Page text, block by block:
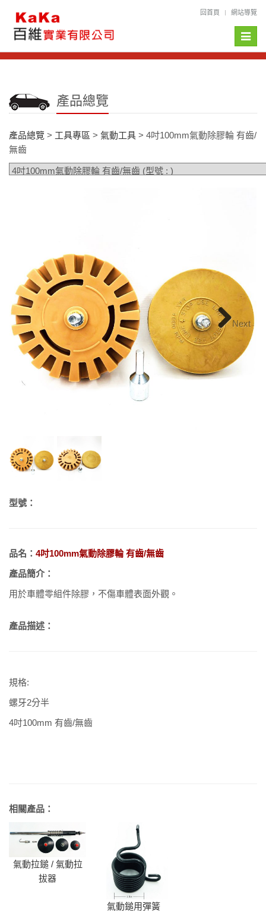
回首頁 網站導覽
Toggle
產品總覽
產品總覽 > 工具專區 > 氣動工具 > 4吋100mm氣動除膠輪 有齒/
無齒
Next
型號：
品名： 4吋100mm氣動除膠輪 有齒/無齒
產品簡介：
用於車體零組件除膠，不傷車體表面外觀。
產品描述：
規格:
螺牙2分半
4吋100mm 有齒/無齒
相關產品：
氣動拉鎚 / 氣動拉
拔器
氣動鎚用彈簧